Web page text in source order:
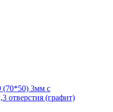
(70*50) 3мм с
отверстия (графит)